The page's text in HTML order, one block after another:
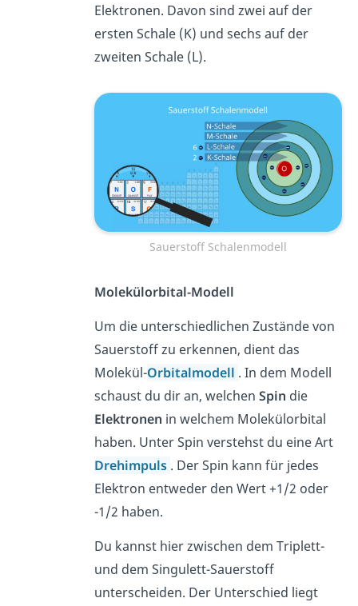
Elektronen. Davon sind zwei auf der
ersten Schale (K) und sechs auf der
zweiten Schale (L).
Sauerstoff Schalenmodell
Molekülorbital-Modell
Um die unterschiedlichen Zustände von
Sauerstoff zu erkennen, dient das
Molekül-Orbitalmodell . In dem Modell
schaust du dir an, welchen Spin die
Elektronen in welchem Molekülorbital
haben. Unter Spin verstehst du eine Art
Drehimpuls . Der Spin kann für jedes
Elektron entweder den Wert +1/2 oder
-1/2 haben.
Du kannst hier zwischen dem Triplett-
und dem Singulett-Sauerstoff
unterscheiden. Der Unterschied liegt